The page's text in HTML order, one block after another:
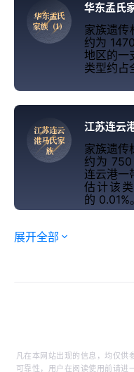
华东孟氏
家族（1）
华东孟氏
家族遗传
约为
地区的一
类型约占
江苏连云
港马氏家
族
江苏连云
家族遗传
约为
连云港一
估计该
的 0.01%。
展开全部
凡在本网站出现的信息，均仅供
可靠性，用户在阅读使用前请进